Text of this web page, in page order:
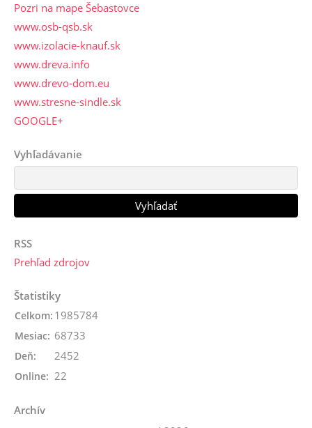
Pozri na mape Šebastovce
www.osb-qsb.sk
www.izolacie-knauf.sk
www.dreva.info
www.drevo-dom.eu
www.stresne-sindle.sk
GOOGLE+
Vyhľadávanie
RSS
Prehľad zdrojov
Štatistiky
Online: 22
Celkom: 1985784
Mesiac: 68733
Deň: 2452
Archív